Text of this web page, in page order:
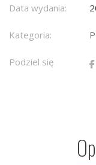
Data wydania:
Kategoria:
Podziel się